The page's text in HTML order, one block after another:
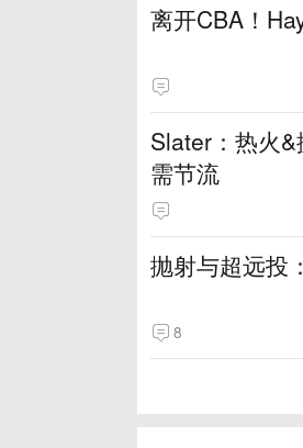
离开CBA！
Slater：热火
需节流
抛射与超远投
8